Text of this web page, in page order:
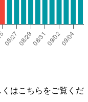
はこちらをご覧くだ